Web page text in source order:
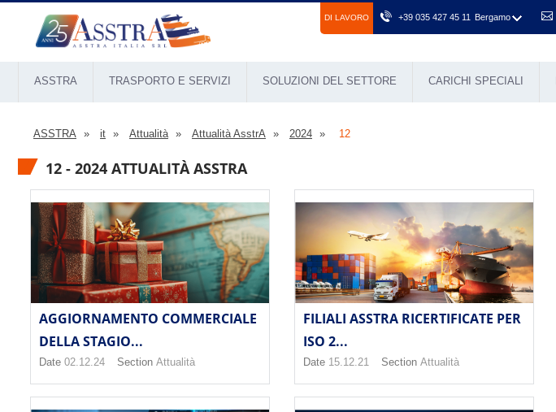
DI LAVORO +39 035 427 45 11 Bergamo
ASSTRA TRASPORTO E SERVIZI SOLUZIONI DEL SETTORE CARICHI SPECIALI
ASSTRA it Attualità Attualità AsstrA 2024 12
12 - 2024 ATTUALITÀ ASSTRA
AGGIORNAMENTO COMMERCIALE
DELLA STAGIO...
Date 02.12.24 Section Attualità
FILIALI ASSTRA RICERTIFICATE PER
ISO 2...
Date 15.12.21Section Attualità